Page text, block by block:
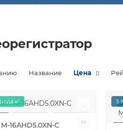
Название Цена
16AHD5.0XN-C
5